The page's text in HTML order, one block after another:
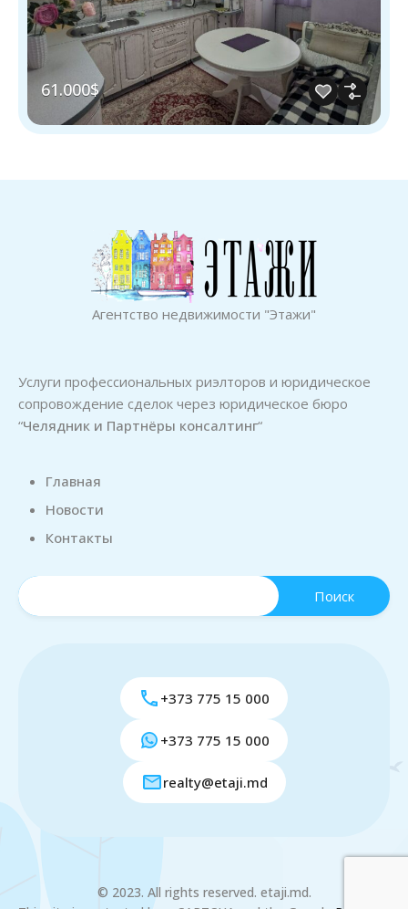
61.000$
Агентство недвижимости "Этажи"
Услуги профессиональных риэлторов и юридическое
сопровождение сделок через юридическое бюро
“Челядник и Партнёры консалтинг“
Главная
Новости
Контакты
+373 775 15 000
+373 775 15 000
realty@etaji.md
© 2023. All rights reserved. etaji.md.